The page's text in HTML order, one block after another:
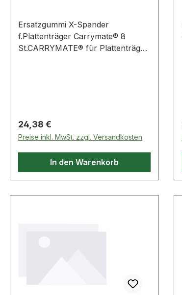
Ersatzgummi X-Spander
f.Plattenträger Carrymate® 8
St.CARRYMATE® für Plattenträger
gezogen und sind sofort wieder
einsatzbereit
Regulärer Preis:
24,38 €
Preise inkl. MwSt. zzgl. Versandkosten
In den Warenkorb